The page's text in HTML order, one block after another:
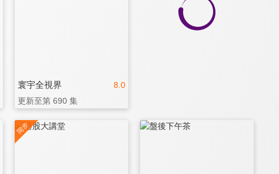
8.0
寰宇全視界
更新至第 690 集